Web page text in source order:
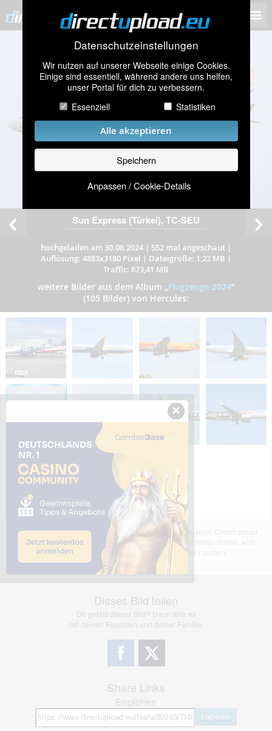
Datenschutzeinstellungen
Wir nutzen auf unserer Webseite einige Cookies.
Einige sind essentiell, während andere uns helfen,
unser Portal für dich zu verbessern.
Essenziell
Statistiken
Alle akzeptieren
Speichern
Anpassen / Cookie-Details
Sun Express (Türkei), TC-SEU
hochgeladen am 30.08.2024 | 552 mal angeschaut |
Auflösung: 4883x3180 Pixel | Dateigröße: 1,22 MB |
Traffic: 673,41 MB
weitere Bilder aus dem Album „Flugzeuge 2024”
(105 Bilder) von Hercules:
Das dargestellte Bild wurde von einem Nutzer hochgeladen. Directupload
übernimmt keinerlei Haftung für den Inhalt des dargestellten Bildes, wird
jedoch bei Verstößen nach §2(3) unserer AGB handeln.
Dieses Bild teilen
Dir gefällt dieses Bild? Dann teile es
mit deinen Freunden und deiner Familie.
Share Links
Empfohlen
kopieren
×